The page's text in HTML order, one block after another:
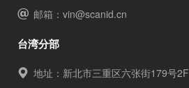
邮箱： vin@scanid.cn
台湾分部
地址：新北市三重区六张街179号2F